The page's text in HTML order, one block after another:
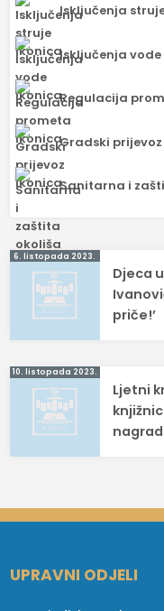
Isključenja
Isključenja vode
Regulacija
Gradski prijevoz
Sanitarna i
Navigacija
objava
6. listopada 2023.
Djeca
priče!’
10. listopada 2023.
Ljetni
UPRAVNI ODJELI